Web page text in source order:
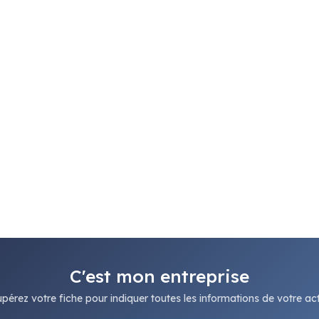
C'est mon entreprise
votre fiche pour indiquer toutes les informations de votre